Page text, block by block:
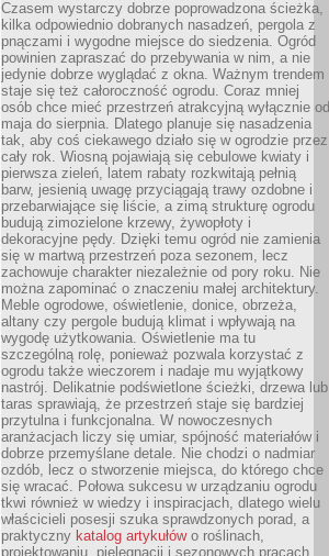
Czasem wystarczy dobrze poprowadzona ścieżka,
kilka odpowiednio dobranych nasadzeń, pergola z
pnączami i wygodne miejsce do siedzenia. Ogród
powinien zapraszać do przebywania w nim, a nie
jedynie dobrze wyglądać z okna. Ważnym trendem
staje się też całoroczność ogrodu. Coraz mniej
osób chce mieć przestrzeń atrakcyjną wyłącznie od
maja do sierpnia. Dlatego planuje się nasadzenia
tak, aby coś ciekawego działo się w ogrodzie przez
cały rok. Wiosną pojawiają się cebulowe kwiaty i
pierwsza zieleń, latem rabaty rozkwitają pełnią
barw, jesienią uwagę przyciągają trawy ozdobne i
przebarwiające się liście, a zimą strukturę ogrodu
budują zimozielone krzewy, żywopłoty i
dekoracyjne pędy. Dzięki temu ogród nie zamienia
się w martwą przestrzeń poza sezonem, lecz
zachowuje charakter niezależnie od pory roku. Nie
można zapominać o znaczeniu małej architektury.
Meble ogrodowe, oświetlenie, donice, obrzeża,
altany czy pergole budują klimat i wpływają na
wygodę użytkowania. Oświetlenie ma tu
szczególną rolę, ponieważ pozwala korzystać z
ogrodu także wieczorem i nadaje mu wyjątkowy
nastrój. Delikatnie podświetlone ścieżki, drzewa lub
taras sprawiają, że przestrzeń staje się bardziej
przytulna i funkcjonalna. W nowoczesnych
aranżacjach liczy się umiar, spójność materiałów i
dobrze przemyślane detale. Nie chodzi o nadmiar
ozdób, lecz o stworzenie miejsca, do którego chce
się wracać. Połowa sukcesu w urządzaniu ogrodu
tkwi również w wiedzy i inspiracjach, dlatego wielu
właścicieli posesji szuka sprawdzonych porad, a
praktyczny katalog artykułówo roślinach,
projektowaniu, pielęgnacji i sezonowych pracach